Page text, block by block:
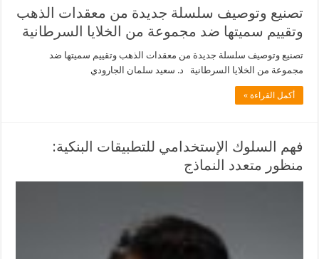
تصنيع وتوصيف سلسلة جديدة من معقدات الذهب
وتقييم سميتها ضد مجموعة من الخلايا السرطانية
تصنيع وتوصيف سلسلة جديدة من معقدات الذهب وتقييم سميتها ضد
مجموعة من الخلايا السرطانية د. سعيد سلمان الجارودي
أكمل القراءة »
فهم السلوك الإستخدامي للتطبيقات البنكية:
منظور متعدد النماذج